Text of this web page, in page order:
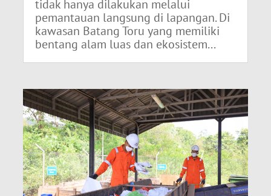
tidak hanya dilakukan melalui
pemantauan langsung di lapangan. Di
kawasan Batang Toru yang memiliki
bentang alam luas dan ekosistem...